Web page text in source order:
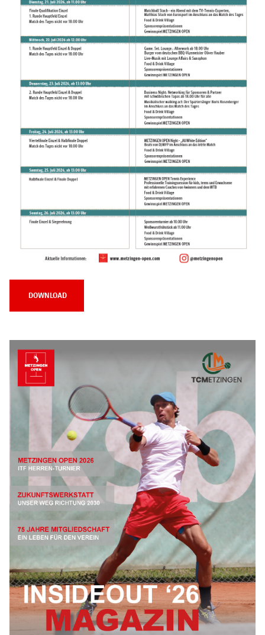
DOWNLOAD